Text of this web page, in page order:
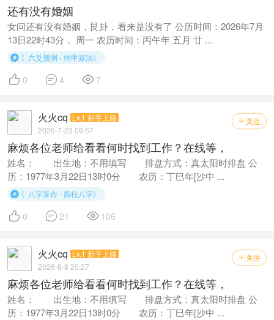
还有没有婚姻
女问还有没有婚姻，艮卦，看来是没有了 公历时间：2026年7月
13日22时43分， 周一 农历时间：丙午年 五月 廿 ...
 〖六爻预测 - 纳甲筮法〗
 0  4  7
 关注
火火cq Lv.1 新手上路
2026-7-23 09:57
麻烦各位老师给看看何时找到工作？在线等，
姓名： 出生地：不用填写 排盘方式：真太阳时排盘 公
历：1977年3月22日13时0分 农历：丁巳年[沙中 ...
 〖八字算命 - 四柱八字〗
 0  21  106
 关注
火火cq Lv.1 新手上路
2026-8-8 20:27
麻烦各位老师给看看何时找到工作？在线等，
姓名： 出生地：不用填写 排盘方式：真太阳时排盘 公
历：1977年3月22日13时0分 农历：丁巳年[沙中 ...